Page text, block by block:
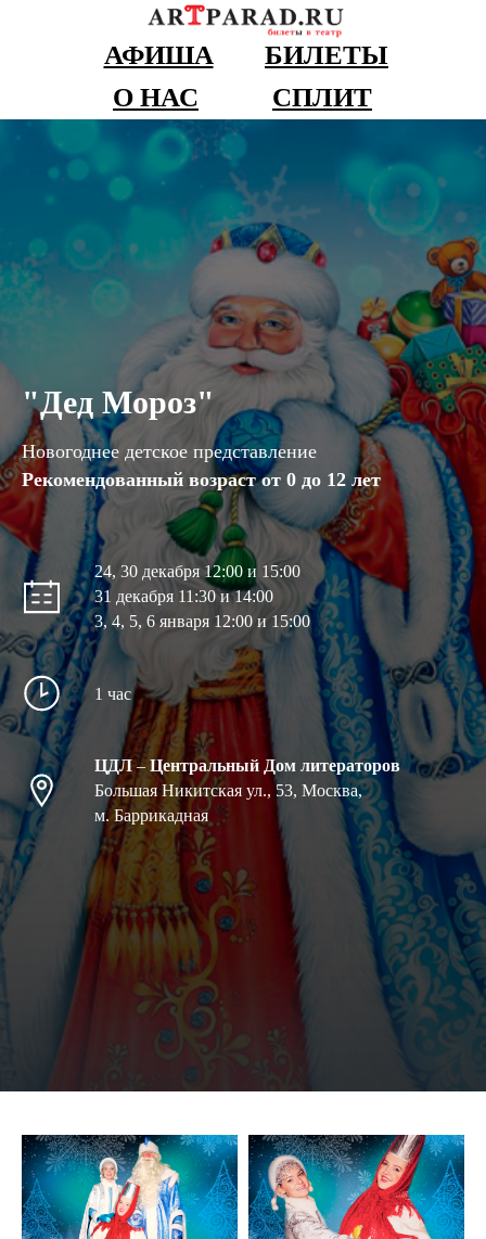
АФИША
БИЛЕТЫ
О НАС
СПЛИТ
"Дед Мороз"
Новогоднее детское представление
Рекомендованный возраст от 0 до 12 лет
24, 30 декабря 12:00 и 15:00
31 декабря 11:30 и 14:00
3, 4, 5, 6 января 12:00 и 15:00
1 час
ЦДЛ–Центральный Дом литераторов
Большая Никитская ул., 53, Москва,
м. Баррикадная